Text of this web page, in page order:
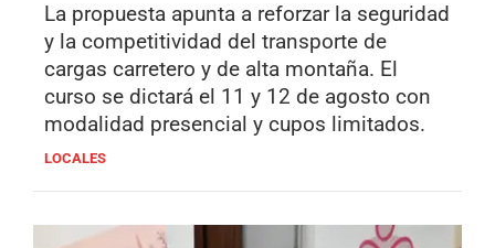
La propuesta apunta a reforzar la seguridad
y la competitividad del transporte de
cargas carretero y de alta montaña. El
curso se dictará el 11 y 12 de agosto con
modalidad presencial y cupos limitados.
LOCALES